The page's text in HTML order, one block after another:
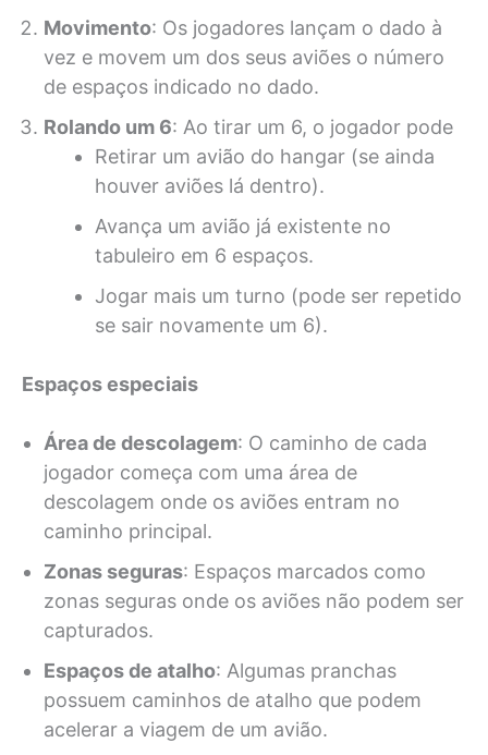
Movimento: Os jogadores lançam o dado à
vez e movem um dos seus aviões o número
de espaços indicado no dado.
Rolando um 6: Ao tirar um 6, o jogador pode
Retirar um avião do hangar (se ainda
houver aviões lá dentro).
Avança um avião já existente no
tabuleiro em 6 espaços.
Jogar mais um turno (pode ser repetido
se sair novamente um 6).
Espaços especiais
Área de descolagem: O caminho de cada
jogador começa com uma área de
descolagem onde os aviões entram no
caminho principal.
Zonas seguras: Espaços marcados como
zonas seguras onde os aviões não podem ser
capturados.
Espaços de atalho: Algumas pranchas
possuem caminhos de atalho que podem
acelerar a viagem de um avião.